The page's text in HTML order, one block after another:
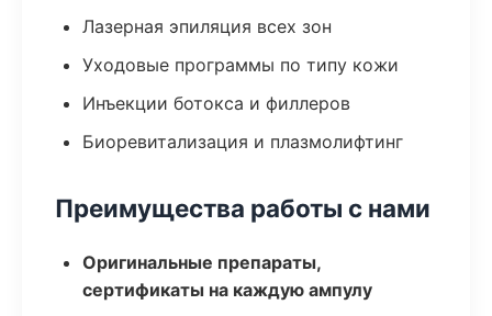
Лазерная эпиляция всех зон
Уходовые программы по типу кожи
Инъекции ботокса и филлеров
Биоревитализация и плазмолифтинг
Преимущества работы с нами
Оригинальные препараты,
сертификаты на каждую ампулу